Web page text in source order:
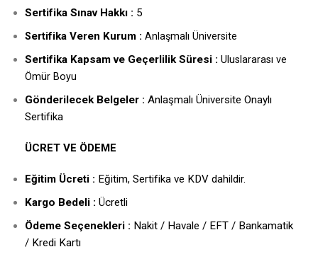
Sertifika Sınav Hakkı : 5
Sertifika Veren Kurum : Anlaşmalı Üniversite
Sertifika Kapsam ve Geçerlilik Süresi : Uluslararası ve
Ömür Boyu
Gönderilecek Belgeler : Anlaşmalı Üniversite Onaylı
Sertifika
ÜCRET VE ÖDEME
Eğitim Ücreti : Eğitim, Sertifika ve KDV dahildir.
Kargo Bedeli : Ücretli
Ödeme Seçenekleri : Nakit / Havale / EFT / Bankamatik
/ Kredi Kartı